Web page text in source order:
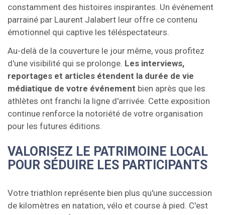
constamment des histoires inspirantes. Un événement
parrainé par Laurent Jalabert leur offre ce contenu
émotionnel qui captive les téléspectateurs.
Au-delà de la couverture le jour même, vous profitez
d'une visibilité qui se prolonge. Les interviews,
reportages et articles étendent la durée de vie
médiatique de votre événement bien après que les
athlètes ont franchi la ligne d'arrivée. Cette exposition
continue renforce la notoriété de votre organisation
pour les futures éditions.
VALORISEZ LE PATRIMOINE LOCAL
POUR SÉDUIRE LES PARTICIPANTS
Votre triathlon représente bien plus qu'une succession
de kilomètres en natation, vélo et course à pied. C'est